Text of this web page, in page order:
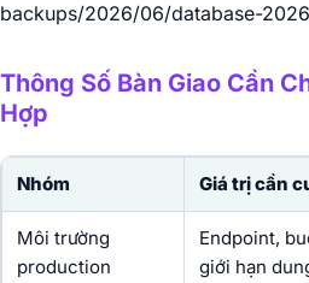
backups/2026/06/database-
Thông Số Bàn Giao Cần
Hợp
Nhóm Giá trị cần
Môi trường
production
Endpoint,
giới hạn